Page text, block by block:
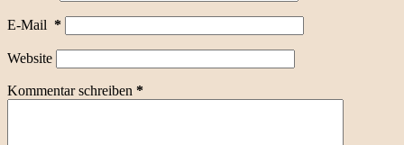
E-Mail *
Website
Kommentar schreiben *